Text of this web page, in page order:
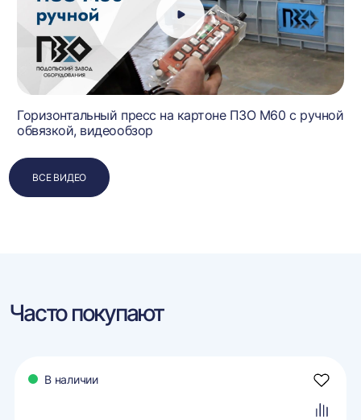
Горизонтальный пресс на картоне ПЗО М60 с ручной
обвязкой, видеообзор
ВСЕ ВИДЕО
Часто покупают
В наличии